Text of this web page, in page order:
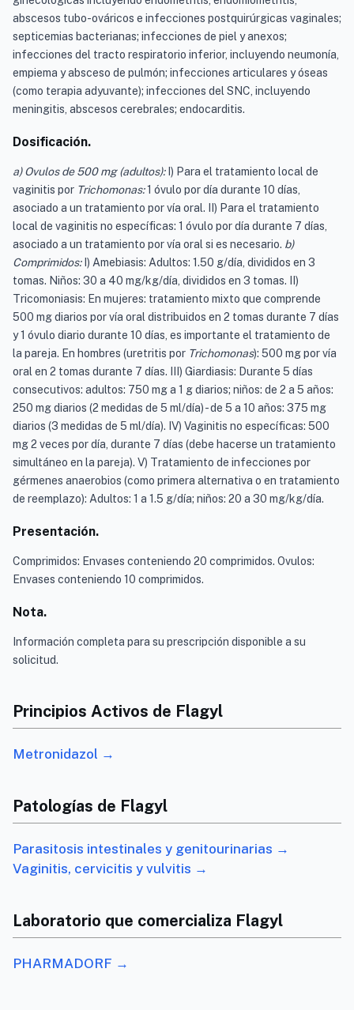
abscesos tubo-ováricos e infecciones postquirúrgicas vaginales;
septicemias bacterianas; infecciones de piel y anexos;
infecciones del tracto respiratorio inferior, incluyendo neumonía,
empiema y absceso de pulmón; infecciones articulares y óseas
(como terapia adyuvante); infecciones del SNC, incluyendo
meningitis, abscesos cerebrales; endocarditis.
Dosificación.
a) Ovulos de 500 mg (adultos):I) Para el tratamiento local de
vaginitis por Trichomonas:1 óvulo por día durante 10 días,
asociado a un tratamiento por vía oral. II) Para el tratamiento
local de vaginitis no específicas: 1 óvulo por día durante 7 días,
asociado a un tratamiento por vía oral si es necesario. b)
Comprimidos:I) Amebiasis: Adultos: 1.50 g/día, divididos en 3
tomas. Niños: 30 a 40 mg/kg/día, divididos en 3 tomas. II)
Tricomoniasis: En mujeres: tratamiento mixto que comprende
500 mg diarios por vía oral distribuidos en 2 tomas durante 7 días
y 1 óvulo diario durante 10 días, es importante el tratamiento de
la pareja. En hombres (uretritis por Trichomonas): 500 mg por vía
oral en 2 tomas durante 7 días. III) Giardiasis: Durante 5 días
consecutivos: adultos: 750 mg a 1 g diarios; niños: de 2 a 5 años:
250 mg diarios (2 medidas de 5 ml/día) - de 5 a 10 años: 375 mg
diarios (3 medidas de 5 ml/día). IV) Vaginitis no específicas: 500
mg 2 veces por día, durante 7 días (debe hacerse un tratamiento
simultáneo en la pareja). V) Tratamiento de infecciones por
gérmenes anaerobios (como primera alternativa o en tratamiento
de reemplazo): Adultos: 1 a 1.5 g/día; niños: 20 a 30 mg/kg/día.
Presentación.
Comprimidos: Envases conteniendo 20 comprimidos. Ovulos:
Envases conteniendo 10 comprimidos.
Nota.
Información completa para su prescripción disponible a su
solicitud.
Principios Activos de Flagyl
Metronidazol →
Patologías de Flagyl
Parasitosis intestinales y genitourinarias →
Vaginitis, cervicitis y vulvitis →
Laboratorio que comercializa Flagyl
PHARMADORF →